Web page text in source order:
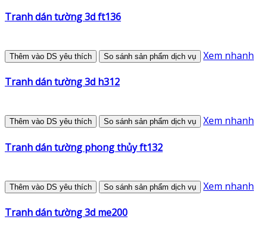
Tranh dán tường 3d ft136
Thêm vào DS yêu thích So sánh sản phẩm dịch vụ Xem nhanh
Tranh dán tường 3d h312
Thêm vào DS yêu thích So sánh sản phẩm dịch vụ Xem nhanh
Tranh dán tường phong thủy ft132
Thêm vào DS yêu thích So sánh sản phẩm dịch vụ Xem nhanh
Tranh dán tường 3d me200